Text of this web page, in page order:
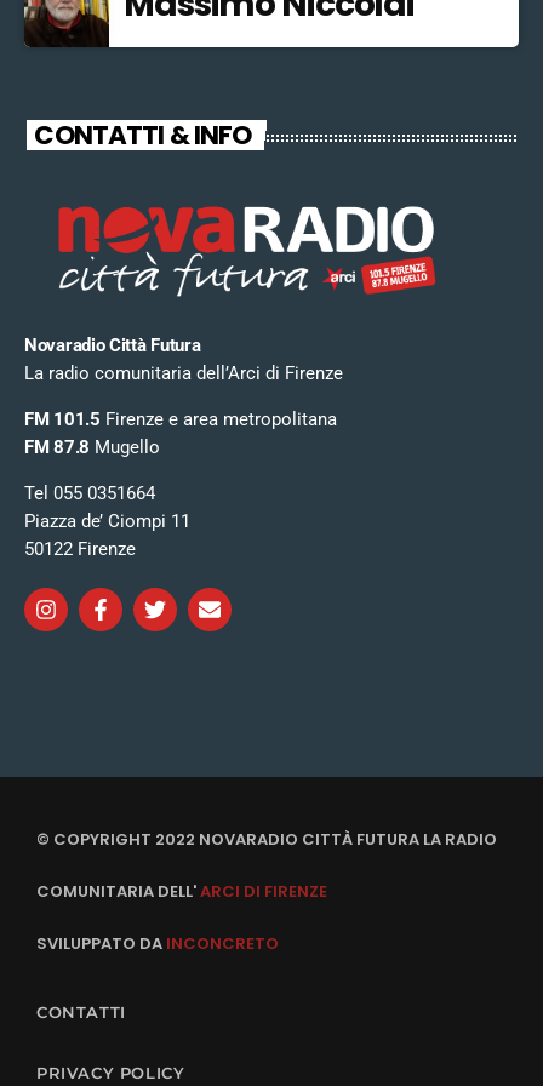
CONTATTI & INFO
Novaradio Città Futura
La radio comunitaria dell’Arci di Firenze
FM 101.5 Firenze e area metropolitana
FM 87.8 Mugello
Tel 055 0351664
Piazza de’ Ciompi 11
50122 Firenze
© COPYRIGHT 2022 NOVARADIO CITTÀ FUTURA LA RADIO
COMUNITARIA DELL'ARCI DI FIRENZE
SVILUPPATO DA INCONCRETO
CONTATTI
PRIVACY POLICY